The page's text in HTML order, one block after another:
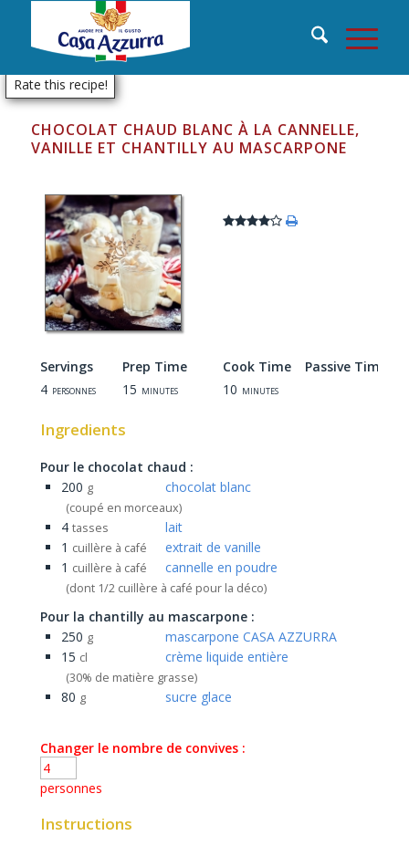
CHOCOLAT CHAUD BLANC À LA CANNELLE,
VANILLE ET CHANTILLY AU MASCARPONE
Rate this recipe!
Servings
Prep Time
4 personnes 15 minutes
Cook Time
Passive Time
10 minutes
Ingredients
Pour le chocolat chaud :
200 g chocolat blanc
(coupé en morceaux)
4 tasses
lait
1 cuillère à café
extrait de vanille
1 cuillère à café cannelle en poudre
(dont 1/2 cuillère à café pour la déco)
Pour la chantilly au mascarpone :
250 g
mascarpone CASA AZZURRA
15 cl crème liquide entière
(30% de matière grasse)
80 g sucre glace
Changer le nombre de convives :
personnes
Instructions